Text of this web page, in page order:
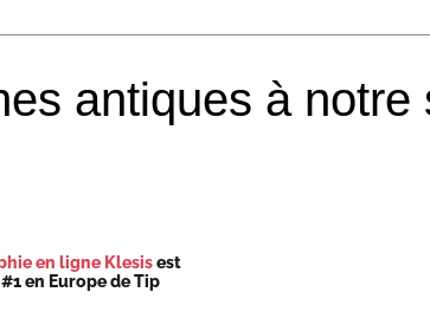
antiques à notre
en ligne Klesisest
en Europe de Tip